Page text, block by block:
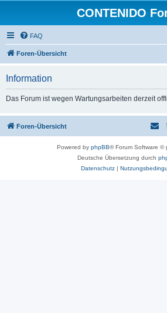
CONTENIDO
FAQ
Foren-Übersicht
Information
Das Forum ist wegen Wartungsarbeiten derzeit
Foren-Übersicht
Powered by phpBB® Forum Software ©
Deutsche Übersetzung durch
Datenschutz|